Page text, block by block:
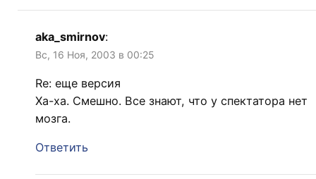
aka_smirnov:
Вс, 16 Ноя, 2003 в 00:25
Re: еще версия
Ха-ха. Смешно. Все знают, что у спектатора нет
мозга.
Ответить